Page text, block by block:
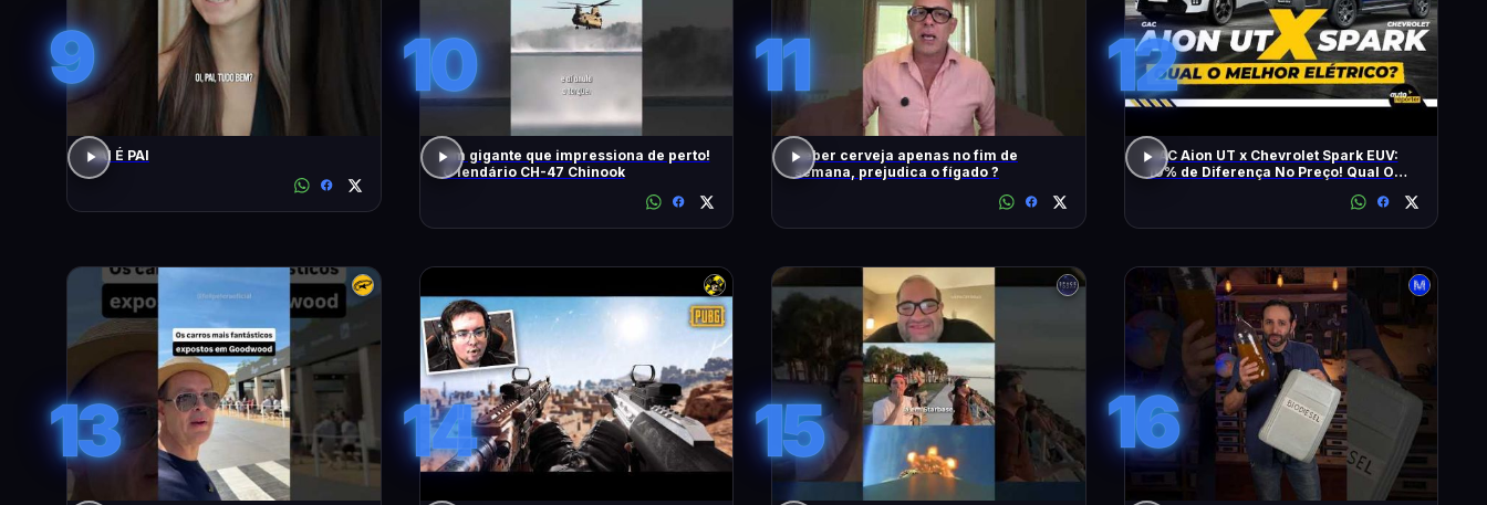
9
PAI É PAI
10
Um gigante que impressiona de perto!
O lendário CH-47 Chinook
11
Beber cerveja apenas no fim de
semana, prejudica o fígado ?
12
GAC Aion UT x Chevrolet Spark EUV:
10% de Diferença No Preço! Qual O
13 14 15 16